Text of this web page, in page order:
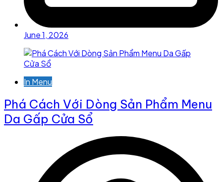
June 1, 2026
In Menu
Phá Cách Với Dòng Sản Phẩm Menu
Da Gấp Cửa Sổ